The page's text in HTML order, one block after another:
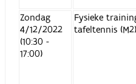
Zondag
4/12/2022
(10:30 -
17:00)
Fysieke
tafeltennis